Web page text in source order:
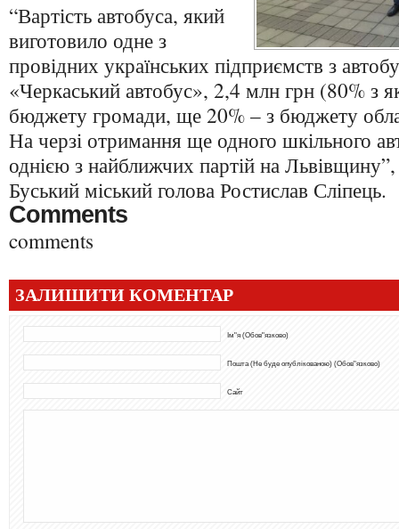
“Вартість автобуса, який
виготовило одне з
провідних українських підприємств з
«Черкаський автобус», 2,4 млн грн (80% з
бюджету громади, ще 20% – з бюджету
На черзі отримання ще одного шкільного
однією з найближчих партій на
Буський міський голова Ростислав Сліпець.
Comments
comments
ЗАЛИШИТИ КОМЕНТАР
Ім"я (Обов"язково)
Пошта (Не буде опублікованою) (Обов"язково)
Сайт